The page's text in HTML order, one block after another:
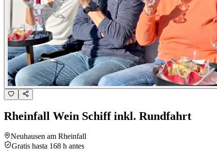
Rheinfall Wein Schiff inkl. Rundfahrt
Neuhausen am Rheinfall
Gratis hasta 168 h antes